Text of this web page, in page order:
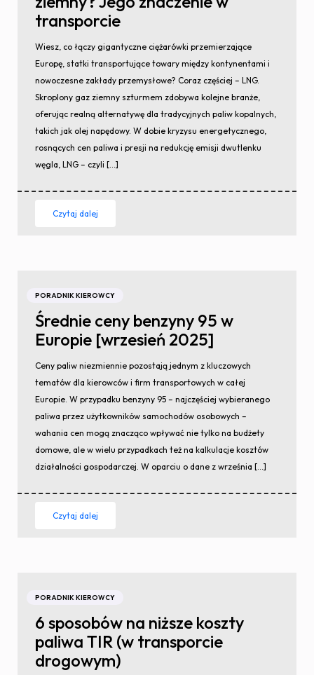
transporcie
Wiesz, co łączy gigantyczne ciężarówki przemierzające
Europę, statki transportujące towary między kontynentami i
nowoczesne zakłady przemysłowe? Coraz częściej – LNG.
Skroplony gaz ziemny szturmem zdobywa kolejne branże,
oferując realną alternatywę dla tradycyjnych paliw kopalnych,
takich jak olej napędowy. W dobie kryzysu energetycznego,
rosnących cen paliwa i presji na redukcję emisji dwutlenku
węgla, LNG – czyli […]
Czytaj dalej
PORADNIK KIEROWCY
Średnie ceny benzyny 95 w
Europie [wrzesień 2025]
Ceny paliw niezmiennie pozostają jednym z kluczowych
tematów dla kierowców i firm transportowych w całej
Europie. W przypadku benzyny 95 – najczęściej wybieranego
paliwa przez użytkowników samochodów osobowych –
wahania cen mogą znacząco wpływać nie tylko na budżety
domowe, ale w wielu przypadkach też na kalkulacje kosztów
działalności gospodarczej. W oparciu o dane z września […]
Czytaj dalej
PORADNIK KIEROWCY
6 sposobów na niższe koszty
paliwa TIR (w transporcie
drogowym)